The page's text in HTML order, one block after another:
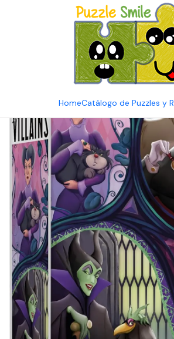
HomeCatálogo de Puzzles y
Catálogo de Puzzles y